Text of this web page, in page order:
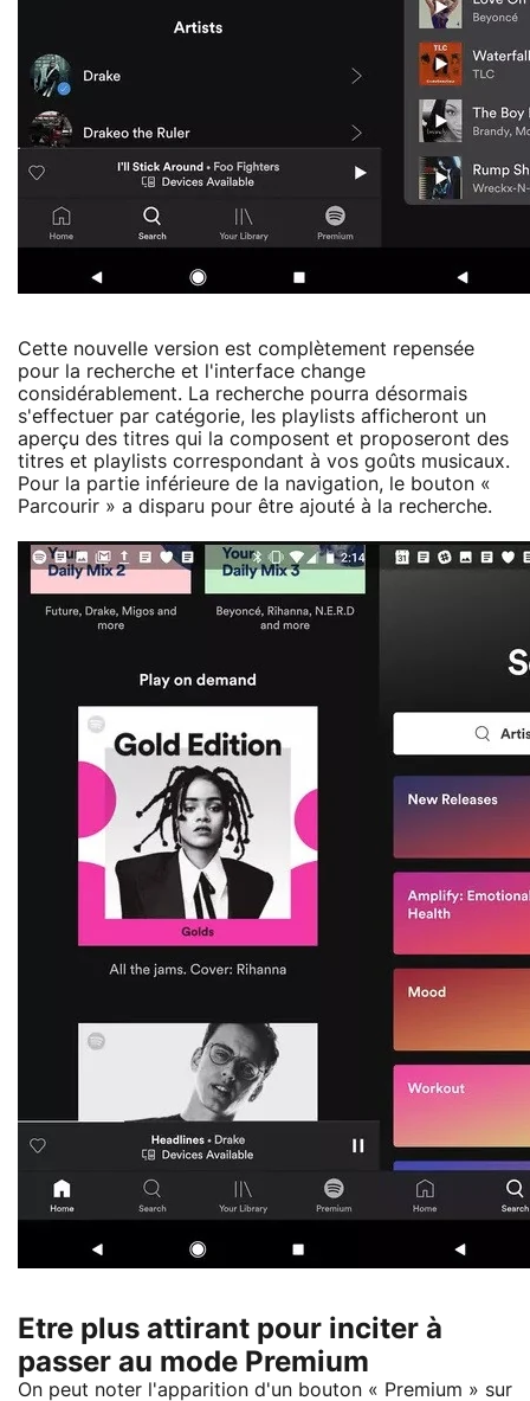
Cette nouvelle version est complètement repensée
pour la recherche et l'interface change
considérablement. La recherche pourra désormais
s'effectuer par catégorie, les playlists afficheront un
aperçu des titres qui la composent et proposeront des
titres et playlists correspondant à vos goûts musicaux.
Pour la partie inférieure de la navigation, le bouton «
Parcourir » a disparu pour être ajouté à la recherche.
Etre plus attirant pour inciter à
passer au mode Premium
On peut noter l'apparition d'un bouton « Premium » sur